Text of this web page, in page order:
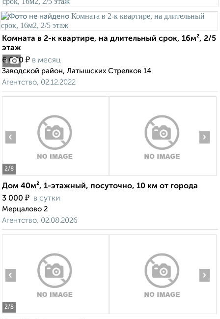
4
Комната в 2-к квартире, на длительный срок, 16м², 2/5
этаж
6 000 ₽ в месяц
Заводской район, Латышских Стрелков 14
Агентство, 02.12.2022
2/8
‹ ›
Дом 40м², 1-этажный, посуточно, 10 км от города
3 000 ₽ в сутки
Мерцалово 2
Агентство, 02.08.2026
2/8
‹ ›